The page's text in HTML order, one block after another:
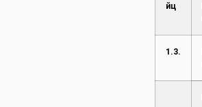
йц
1.3.